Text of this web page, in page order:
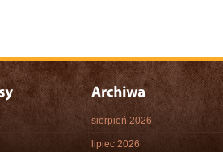
sierpień 2026
lipiec 2026